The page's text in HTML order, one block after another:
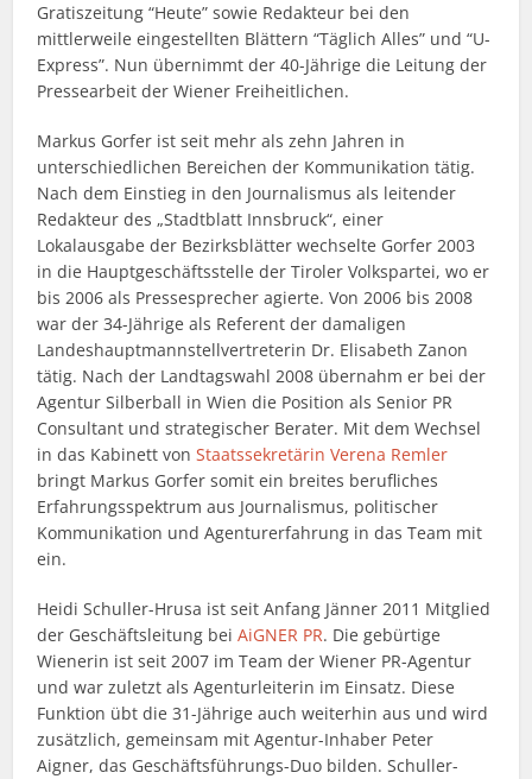
Gratiszeitung “Heute” sowie Redakteur bei den
mittlerweile eingestellten Blättern “Täglich Alles” und “U-
Express”. Nun übernimmt der 40-Jährige die Leitung der
Pressearbeit der Wiener Freiheitlichen.
Markus Gorfer ist seit mehr als zehn Jahren in
unterschiedlichen Bereichen der Kommunikation tätig.
Nach dem Einstieg in den Journalismus als leitender
Redakteur des „Stadtblatt Innsbruck“, einer
Lokalausgabe der Bezirksblätter wechselte Gorfer 2003
in die Hauptgeschäftsstelle der Tiroler Volkspartei, wo er
bis 2006 als Pressesprecher agierte. Von 2006 bis 2008
war der 34-Jährige als Referent der damaligen
Landeshauptmannstellvertreterin Dr. Elisabeth Zanon
tätig. Nach der Landtagswahl 2008 übernahm er bei der
Agentur Silberball in Wien die Position als Senior PR
Consultant und strategischer Berater. Mit dem Wechsel
in das Kabinett vonStaatssekretärin Verena Remler
bringt Markus Gorfer somit ein breites berufliches
Erfahrungsspektrum aus Journalismus, politischer
Kommunikation und Agenturerfahrung in das Team mit
ein.
Heidi Schuller-Hrusa ist seit Anfang Jänner 2011 Mitglied
der Geschäftsleitung beiAiGNER PR. Die gebürtige
Wienerin ist seit 2007 im Team der Wiener PR-Agentur
und war zuletzt als Agenturleiterin im Einsatz. Diese
Funktion übt die 31-Jährige auch weiterhin aus und wird
zusätzlich, gemeinsam mit Agentur-Inhaber Peter
Aigner, das Geschäftsführungs-Duo bilden. Schuller-